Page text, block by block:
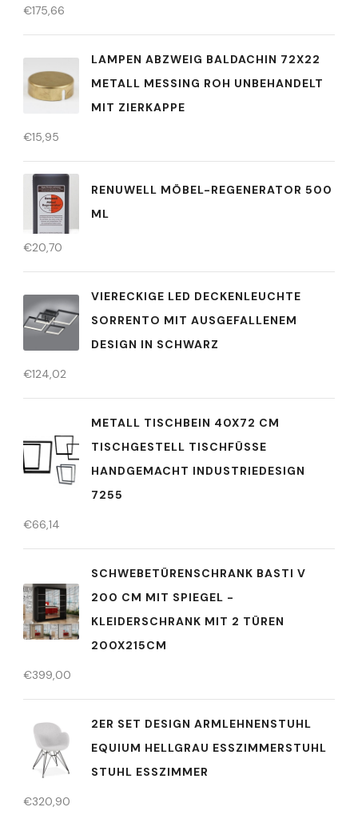
€175,66
LAMPEN ABZWEIG BALDACHIN 72X22
METALL MESSING ROH UNBEHANDELT
MIT ZIERKAPPE
€15,95
RENUWELL MÖBEL-REGENERATOR 500
ML
€20,70
VIERECKIGE LED DECKENLEUCHTE
SORRENTO MIT AUSGEFALLENEM
DESIGN IN SCHWARZ
€124,02
METALL TISCHBEIN 40X72 CM
TISCHGESTELL TISCHFÜSSE H
ANDGEMACHT INDUSTRIEDESIGN 7
255
€66,14
SCHWEBETÜRENSCHRANK BASTI V
200 CM MIT SPIEGEL -
KLEIDERSCHRANK MIT 2 TÜREN
200X215CM
€399,00
2ER SET DESIGN ARMLEHNENSTUHL
EQUIUM HELLGRAU ESSZIMMERSTUHL
STUHL ESSZIMMER
€320,90